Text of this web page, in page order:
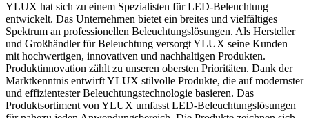
YLUX hat sich zu einem Spezialisten für LED-Beleuchtung
entwickelt. Das Unternehmen bietet ein breites und vielfältiges
Spektrum an professionellen Beleuchtungslösungen. Als Hersteller
und Großhändler für Beleuchtung versorgt YLUX seine Kunden
mit hochwertigen, innovativen und nachhaltigen Produkten.
Produktinnovation zählt zu unseren obersten Prioritäten. Dank der
Marktkenntnis entwirft YLUX stilvolle Produkte, die auf modernster
und effizientester Beleuchtungstechnologie basieren. Das
Produktsortiment von YLUX umfasst LED-Beleuchtungslösungen